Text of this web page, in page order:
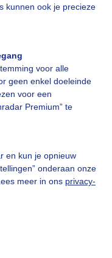
kunnen ook je precieze
voor alle
geen enkel doeleinde
voor een
Premium” te
en kun je opnieuw
onderaan onze
meer in ons privacy-